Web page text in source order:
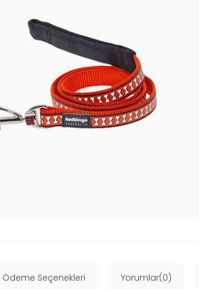
Ödeme Seçenekleri Yorumlar(0)